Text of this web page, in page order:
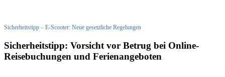
Sicherheitstipp – E-Scooter: Neue gesetzliche Regelungen
Sicherheitstipp: Vorsicht vor Betrug bei Online-
Reisebuchungen und Ferienangeboten